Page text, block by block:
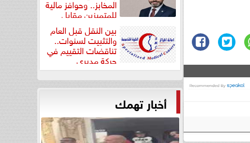
المخابز.. وحوافز مالية
للمتميزين مقابل
بين النقل قبل العام
والتثبيت لسنوات..
تناقضات التقييم في
حركة مديري
”مستشفيات...
أخبار تهمك